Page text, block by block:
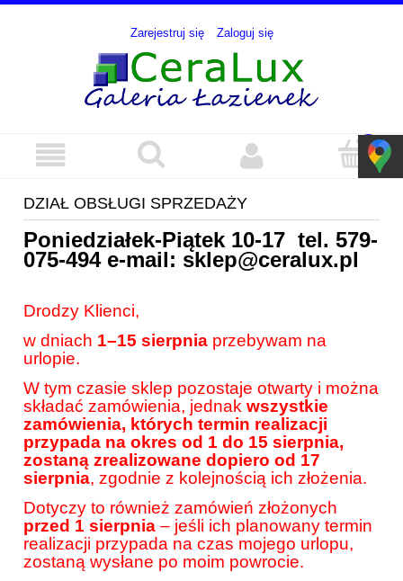
Zarejestruj się Zaloguj się
DZIAŁ OBSŁUGI SPRZEDAŻY
Poniedziałek-Piątek 10-17 tel. 579-
075-494e-mail: sklep@ceralux.pl
Drodzy Klienci,
w dniach 1–15 sierpnia przebywam na
urlopie.
W tym czasie sklep pozostaje otwarty i można
składać zamówienia, jednak wszystkie
zamówienia, których termin realizacji
przypada na okres od 1 do 15 sierpnia,
zostaną zrealizowane dopiero od 17
sierpnia, zgodnie z kolejnością ich złożenia.
Dotyczy to również zamówień złożonych
przed 1 sierpnia – jeśli ich planowany termin
realizacji przypada na czas mojego urlopu,
zostaną wysłane po moim powrocie.